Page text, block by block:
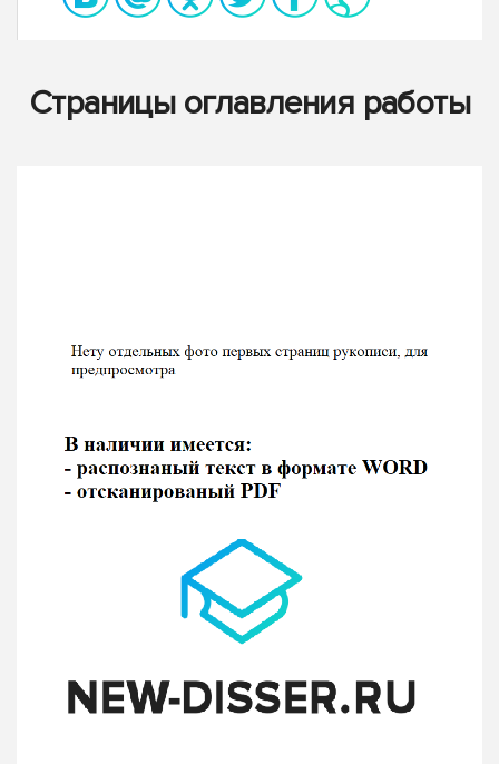
Страницы оглавления работы